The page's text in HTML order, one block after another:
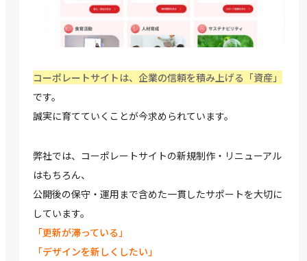
コーポレートサイトは、企業の信頼を積み上げる「資産」
です。
誠実に育てていくことが今求められています。
弊社では、コーポレートサイトの新規制作・リニューアル
はもちろん、
公開後の保守・運用まで含めた一貫したサポートを大切に
しています。
「更新が滞っている」
「デザインを新しくしたい」